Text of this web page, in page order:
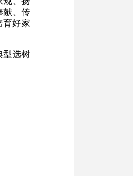
献、传
育好家
型选树